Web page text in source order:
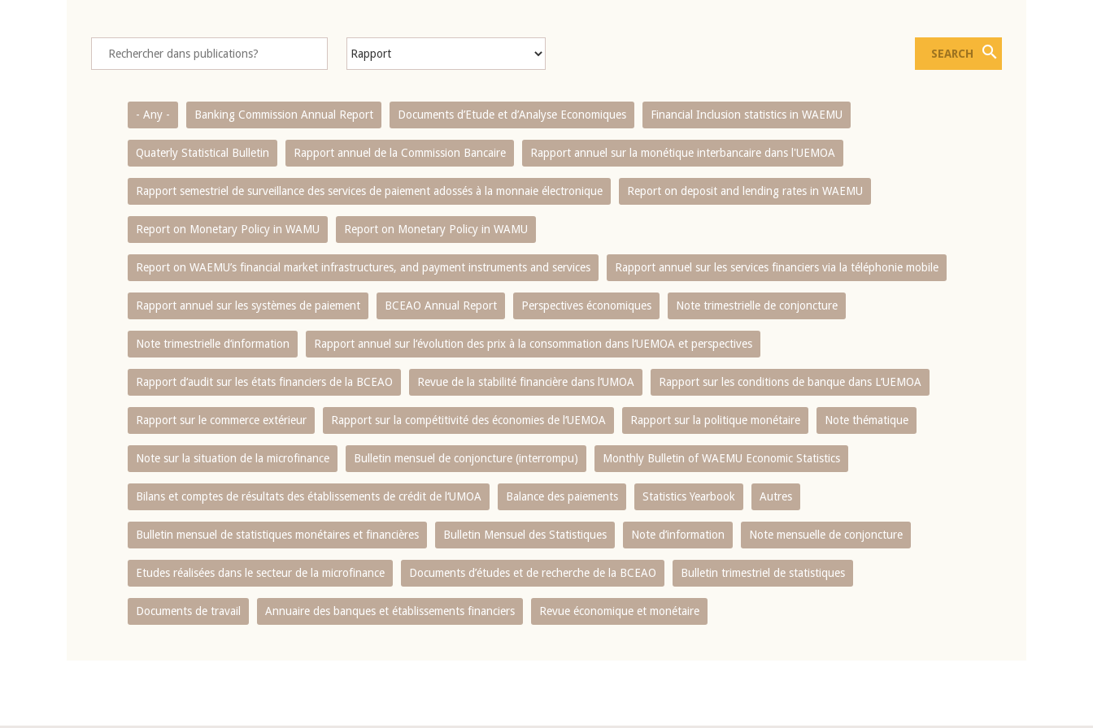
- Any - Banking Commission Annual Report Documents d’Etude et d’Analyse Economiques Financial Inclusion statistics in WAEMU
Quaterly Statistical Bulletin Rapport annuel de la Commission Bancaire Rapport annuel sur la monétique interbancaire dans l'UEMOA
Rapport semestriel de surveillance des services de paiement adossés à la monnaie électronique Report on deposit and lending rates in WAEMU
Report on Monetary Policy in WAMU Report on Monetary Policy in WAMU
Report on WAEMU’s financial market infrastructures, and payment instruments and services Rapport annuel sur les services financiers via la téléphonie mobile
Rapport annuel sur les systèmes de paiement BCEAO Annual Report Perspectives économiques Note trimestrielle de conjoncture
Note trimestrielle d‘information Rapport annuel sur l‘évolution des prix à la consommation dans l‘UEMOA et perspectives
Rapport d‘audit sur les états financiers de la BCEAO Revue de la stabilité financière dans l‘UMOA Rapport sur les conditions de banque dans L‘UEMOA
Rapport sur le commerce extérieur Rapport sur la compétitivité des économies de l‘UEMOA Rapport sur la politique monétaire Note thématique
Note sur la situation de la microfinance Bulletin mensuel de conjoncture (interrompu) Monthly Bulletin of WAEMU Economic Statistics
Bilans et comptes de résultats des établissements de crédit de l‘UMOA Balance des paiements Statistics Yearbook Autres
Bulletin mensuel de statistiques monétaires et financières Bulletin Mensuel des Statistiques Note d’information Note mensuelle de conjoncture
Etudes réalisées dans le secteur de la microfinance Documents d’études et de recherche de la BCEAO Bulletin trimestriel de statistiques
Documents de travail Annuaire des banques et établissements financiers Revue économique et monétaire